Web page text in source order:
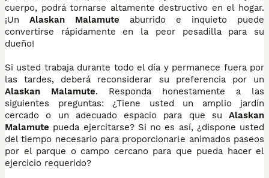
cuerpo, podrá tornarse altamente destructivo en el hogar.
¡Un Alaskan Malamute aburrido e inquieto puede
convertirse rápidamente en la peor pesadilla para su
dueño!
Si usted trabaja durante todo el día y permanece fuera por
las tardes, deberá reconsiderar su preferencia por un
Alaskan Malamute. Responda honestamente a las
siguientes preguntas: ¿Tiene usted un amplio jardín
cercado o un adecuado espacio para que su Alaskan
Malamute pueda ejercitarse? Si no es así, ¿dispone usted
del tiempo necesario para proporcionarle animados paseos
por el parque o campo cercano para que pueda hacer el
ejercicio requerido?